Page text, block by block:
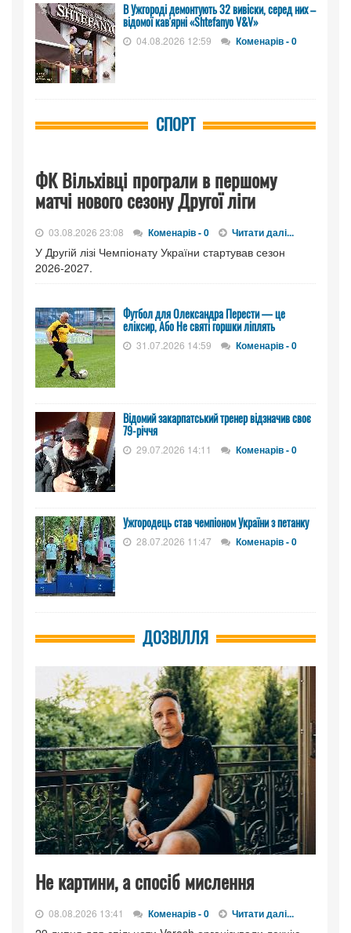
В Ужгороді демонтують 32 вивіски, серед них –
відомої кав'ярні «Shtefanyo V&V»
04.08.2026 12:59 Коменарів - 0
СПОРТ
ФК Вільхівці програли в першому
матчі нового сезону Другої ліги
03.08.2026 23:08 Коменарів - 0 Читати далі...
У Другій лізі Чемпіонату України стартував сезон
2026-2027.
Футбол для Олександра Перести — це
еліксир, Або Не святі горшки ліплять
31.07.2026 14:59 Коменарів - 0
Відомий закарпатський тренер відзначив своє
79-річчя
29.07.2026 14:11 Коменарів - 0
Ужгородець став чемпіоном України з петанку
28.07.2026 11:47 Коменарів - 0
ДОЗВІЛЛЯ
Не картини, а спосіб мислення
08.08.2026 13:41 Коменарів - 0 Читати далі...